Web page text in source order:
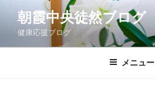
ン
朝霞中央徒然ブログ
健康応援ブログ
メニュー